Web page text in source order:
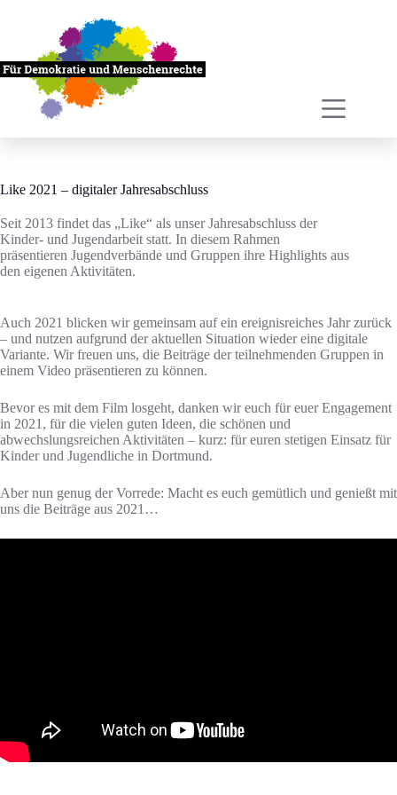
Like 2021 – digitaler Jahresabschluss
Seit 2013 findet das „Like“ als unser Jahresabschluss der
Kinder- und Jugendarbeit statt. In diesem Rahmen
präsentieren Jugendverbände und Gruppen ihre Highlights aus
den eigenen Aktivitäten.
Auch 2021 blicken wir gemeinsam auf ein ereignisreiches Jahr zurück
– und nutzen aufgrund der aktuellen Situation wieder eine digitale
Variante. Wir freuen uns, die Beiträge der teilnehmenden Gruppen in
einem Video präsentieren zu können.
Bevor es mit dem Film losgeht, danken wir euch für euer Engagement
in 2021, für die vielen guten Ideen, die schönen und
abwechslungsreichen Aktivitäten – kurz: für euren stetigen Einsatz für
Kinder und Jugendliche in Dortmund.
Aber nun genug der Vorrede: Macht es euch gemütlich und genießt mit
uns die Beiträge aus 2021…